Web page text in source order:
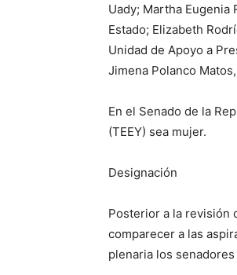
Uady; Martha Eugenia
Estado; Elizabeth
Unidad de Apoyo a
Jimena Polanco
En el Senado de la
(TEEY) sea mujer.
Designación
Posterior a la revisión
comparecer a las
plenaria los